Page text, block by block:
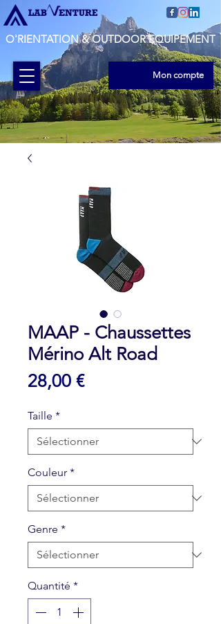
O'RIENTATION & OUTDOOR EQUIPEMENT
Mon compte
MAAP - Chaussettes
Mérino Alt Road
28,00 €Prix
Taille *
Couleur *
Genre *
Quantité *